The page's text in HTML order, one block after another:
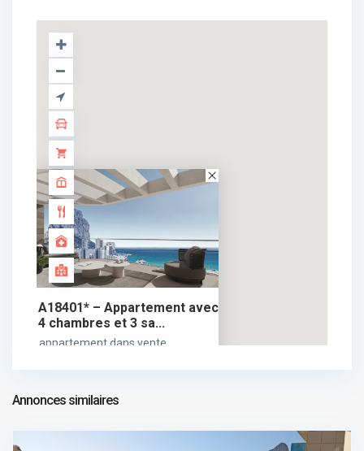
963.000 €
A18401* – Appartement avec
4 chambres et 3 sa...
appartement dans vente
963.000 €
Annonces similaires